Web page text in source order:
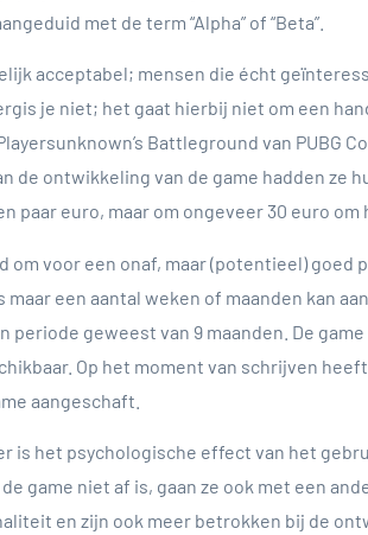
met de term “Alpha” of “Beta”.
acceptabel; mensen die écht
je niet; het gaat hierbij niet om een
Battleground van
de ontwikkeling van de game hadden ze
paar euro, maar om ongeveer 30 euro om
om voor een onaf, maar (potentieel)
maar een aantal weken of maanden kan
periode geweest van 9 maanden. De
Op het moment van schrijven
aangeschaft.
is het psychologische effect van het
game niet af is, gaan ze ook met een
en zijn ook meer betrokken bij de